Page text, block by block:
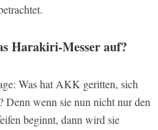
Harakiri-Messer auf?
Was hat AKK geritten, sich
Denn wenn sie nun nicht nur den
beginnt, dann wird sie